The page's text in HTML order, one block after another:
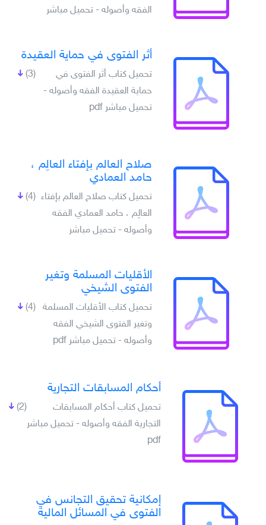
الفقه وأصوله - تحميل مباشر
أثر الفتوى في حماية العقيدة
(3)
تحميل كتاب أثر الفتوى في
حماية العقيدة الفقه وأصوله -
تحميل مباشر pdf
صلاح العالم بإفتاء العالِم ،
حامد العمادي
(4) تحميل كتاب صلاح العالم بإفتاء
العالِم ، حامد العمادي الفقه
وأصوله - تحميل مباشر
الأقليات المسلمة وتغير
الفتوى الشيخي
(4)
تحميل كتاب الأقليات المسلمة
وتغير الفتوى الشيخي الفقه
وأصوله - تحميل مباشر pdf
أحكام المسابقات التجارية
(2)
تحميل كتاب أحكام المسابقات
التجارية الفقه وأصوله - تحميل مباشر
pdf
إمكانية تحقيق التجانس في
الفتوى في المسائل المالية